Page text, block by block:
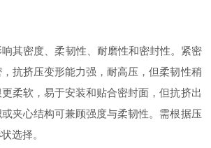
其密度、柔韧性、耐磨性和密封性。紧密
抗挤压变形能力强，耐高压，但柔韧性稍
柔软，易于安装和贴合密封面，但抗挤出
夹心结构可兼顾强度与柔韧性。需根据压
选择。